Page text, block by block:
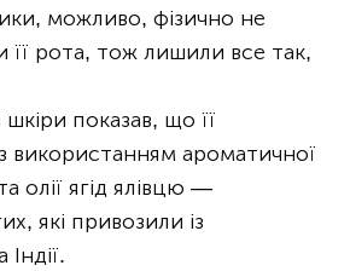
можливо, фізично не
її рота, тож лишили все так,
шкіри показав, що її
використанням ароматичної
олії ягід ялівцю —
які привозили із